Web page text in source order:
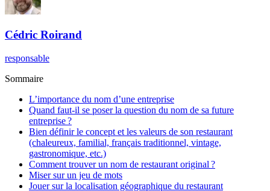
Cédric Roirand
responsable
Sommaire
L’importance du nom d’une entreprise
Quand faut-il se poser la question du nom de sa future
entreprise ?
Bien définir le concept et les valeurs de son restaurant
(chaleureux, familial, français traditionnel, vintage,
gastronomique, etc.)
Comment trouver un nom de restaurant original ?
Miser sur un jeu de mots
Jouer sur la localisation géographique du restaurant